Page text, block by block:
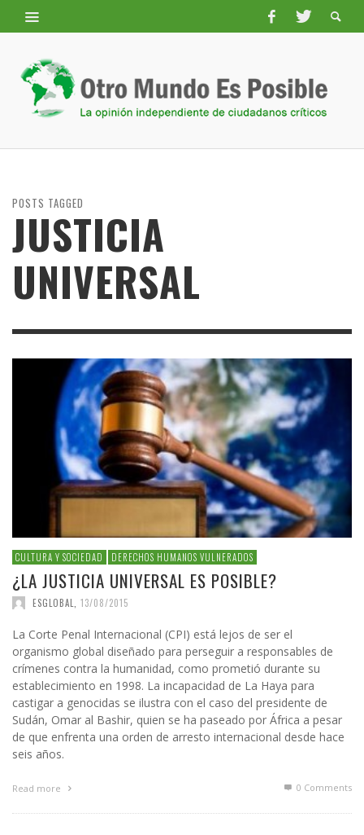
POSTS TAGGED
JUSTICIA
UNIVERSAL
CULTURA Y SOCIEDAD DERECHOS HUMANOS VULNERADOS
¿LA JUSTICIA UNIVERSAL ES POSIBLE?
ESGLOBAL 13/08/2015
La Corte Penal Internacional (CPI) está lejos de ser el
organismo global diseñado para perseguir a responsables de
crímenes contra la humanidad, como prometió durante su
establecimiento en 1998. La incapacidad de La Haya para
castigar a genocidas se ilustra con el caso del presidente de
Sudán, Omar al Bashir, quien se ha paseado por África a pesar
de que enfrenta una orden de arresto internacional desde hace
seis años.
Read more 0 Comments